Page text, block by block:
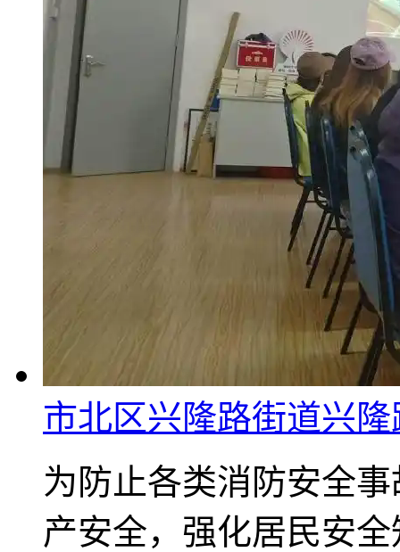
市北区兴隆路街道兴
为防止各类消防安全
产安全，强化居民安